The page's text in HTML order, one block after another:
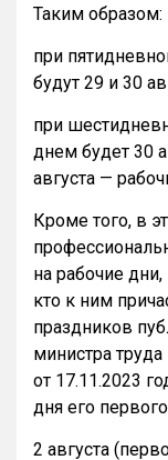
Таким образом:
при
будут 29 и 30
при
днем будет 30
августа —
Кроме того, в
на рабочие
кто к ним
праздников
министра
от 17.11.2023
дня его
2 августа